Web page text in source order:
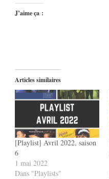
J’aime ça :
Articles similaires
[Playlist] Avril 2022, saison
6
1 mai 2022
Dans "Playlists"